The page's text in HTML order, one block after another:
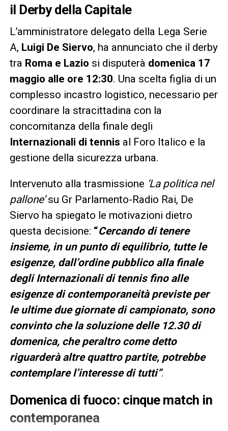
il Derby della Capitale
L’amministratore delegato della Lega Serie
A, Luigi De Siervo, ha annunciato che il derby
tra Roma e Lazio si disputerà domenica 17
maggio alle ore 12:30. Una scelta figlia di un
complesso incastro logistico, necessario per
coordinare la stracittadina con la
concomitanza della finale degli
Internazionali di tennis al Foro Italico e la
gestione della sicurezza urbana.
Intervenuto alla trasmissione ‘La politica nel
pallone’su Gr Parlamento-Radio Rai, De
Siervo ha spiegato le motivazioni dietro
questa decisione: “Cercando di tenere
insieme, in un punto di equilibrio, tutte le
esigenze, dall’ordine pubblico alla finale
degli Internazionali di tennis fino alle
esigenze di contemporaneità previste per
le ultime due giornate di campionato, sono
convinto che la soluzione delle 12.30 di
domenica, che peraltro come detto
riguarderà altre quattro partite, potrebbe
contemplare l’interesse di tutti”.
Domenica di fuoco: cinque match in
contemporanea